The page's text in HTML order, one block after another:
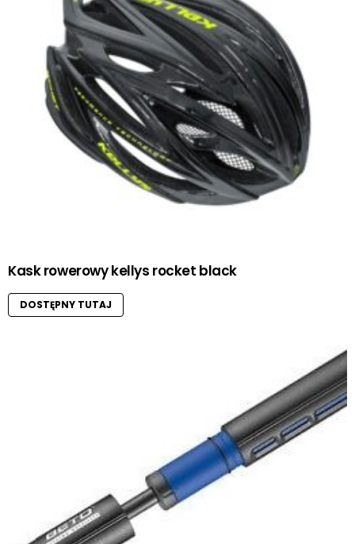
Kask rowerowy kellys rocket black
DOSTĘPNY TUTAJ